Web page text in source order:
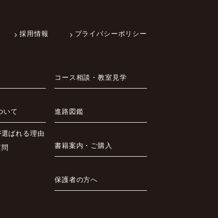
採用情報 プライバシーポリシー
いて
ばれる理由
コース相談・教室見学
進路図鑑
書籍案内・ご購入
保護者の方へ